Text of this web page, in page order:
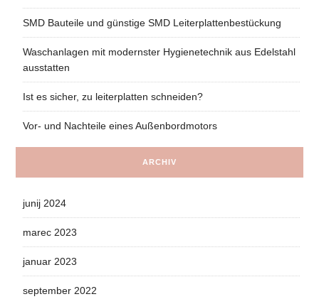
SMD Bauteile und günstige SMD Leiterplattenbestückung
Waschanlagen mit modernster Hygienetechnik aus Edelstahl
ausstatten
Ist es sicher, zu leiterplatten schneiden?
Vor- und Nachteile eines Außenbordmotors
ARCHIV
junij 2024
marec 2023
januar 2023
september 2022